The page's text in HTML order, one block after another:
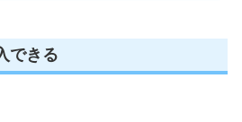
できる